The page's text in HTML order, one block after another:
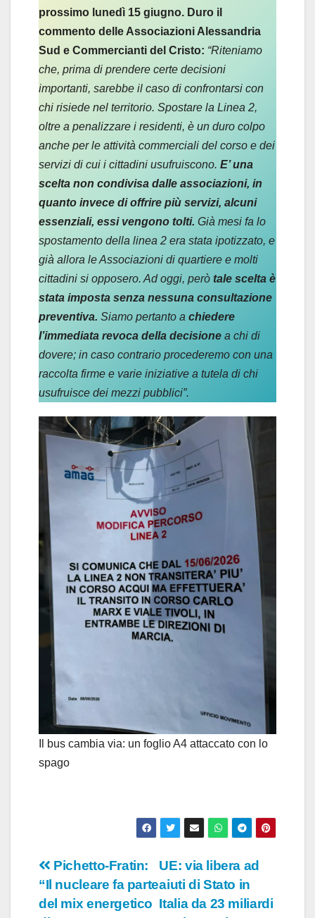
prossimo lunedì 15 giugno. Duro il
commento delle Associazioni Alessandria
Sud e Commercianti del Cristo: “Riteniamo
che, prima di prendere certe decisioni
importanti, sarebbe il caso di confrontarsi con
chi risiede nel territorio. Spostare la Linea 2,
oltre a penalizzare i residenti, è un duro colpo
anche per le attività commerciali del corso e dei
servizi di cui i cittadini usufruiscono. E’ una
scelta non condivisa dalle associazioni, in
quanto invece di offrire più servizi, alcuni
essenziali, essi vengono tolti. Già mesi fa lo
spostamento della linea 2 era stata ipotizzato, e
già allora le Associazioni di quartiere e molti
cittadini si opposero. Ad oggi, però tale scelta è
stata imposta senza nessuna consultazione
preventiva. Siamo pertanto a chiedere
l’immediata revoca della decisione a chi di
dovere; in caso contrario procederemo con una
raccolta firme e varie iniziative a tutela di chi
usufruisce dei mezzi pubblici”.
Il bus cambia via: un foglio A4 attaccato con lo
spago
Navigazione
articoli
UE: via libera ad
aiuti di Stato in
Italia da 23 miliardi
Pichetto-Fratin:
“Il nucleare fa parte
del mix energetico